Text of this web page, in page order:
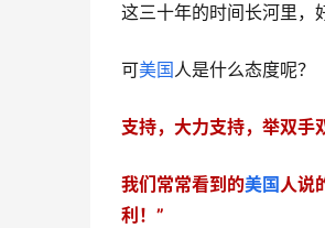
这三十年的时间长河里，
可美国人是什么态度呢？
支持，大力支持，举双手
我们常常看到的美国 人说
利！”